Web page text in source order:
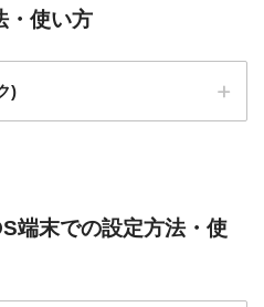
・使い方
)
端末での設定方法・使